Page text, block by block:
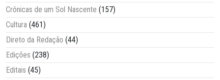
Crônicas de um Sol Nascente (157)
Cultura (461)
Direto da Redação (44)
Edições (238)
Editais (45)